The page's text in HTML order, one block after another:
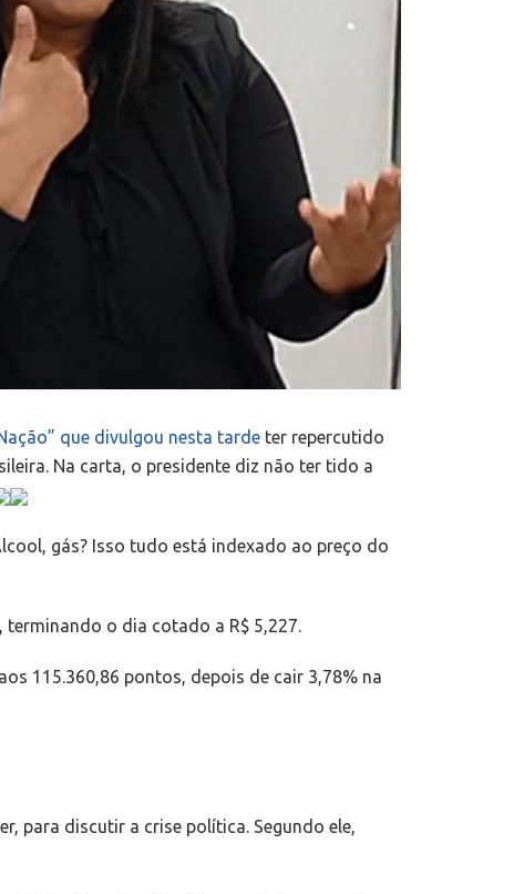
que divulgou nesta tarde ter repercutido
Na carta, o presidente diz não ter tido a
gás? Isso tudo está indexado ao preço do
o dia cotado a R$ 5,227.
115.360,86 pontos, depois de cair 3,78% na
para discutir a crise política. Segundo ele,